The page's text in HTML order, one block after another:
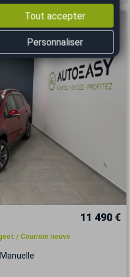
11 490 €
/ Courroie neuve
Manuelle
Tout accepter
Personnaliser